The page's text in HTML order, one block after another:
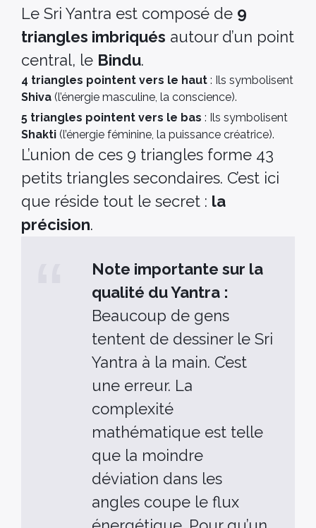
Le Sri Yantra est composé de 9
triangles imbriqués autour d’un point
central, le Bindu.
4 triangles pointent vers le haut : Ils symbolisent
Shiva (l’énergie masculine, la conscience).
5 triangles pointent vers le bas : Ils symbolisent
Shakti (l’énergie féminine, la puissance créatrice).
L’union de ces 9 triangles forme 43
petits triangles secondaires. C’est ici
que réside tout le secret : la
précision.
Note importante sur la
qualité du Yantra :
Beaucoup de gens
tentent de dessiner le Sri
Yantra à la main. C’est
une erreur. La
complexité
mathématique est telle
que la moindre
déviation dans les
angles coupe le flux